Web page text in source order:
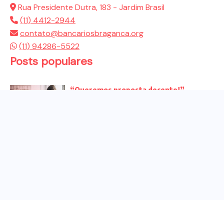
Rua Presidente Dutra, 183 - Jardim Brasil
(11) 4412-2944
contato@bancariosbraganca.org
(11) 94286-5522
Posts populares
“Queremos proposta decente!”